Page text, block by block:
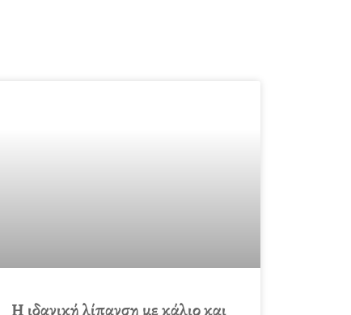
Η ιδανική λίπανση με κάλιο και